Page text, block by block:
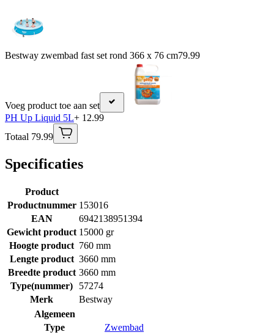
Bestway zwembad fast set rond 366 x 76 cm79.99
Voeg product toe aan set
PH Up Liquid 5L+ 12.99
Totaal 79.99
Specificaties
Product
Productnummer 153016
EAN
6942138951394
Gewicht product 15000 gr
Hoogte product 760 mm
Lengte product 3660 mm
Breedte product 3660 mm
Type(nummer)
57274
Merk
Bestway
Algemeen
Type
Zwembad